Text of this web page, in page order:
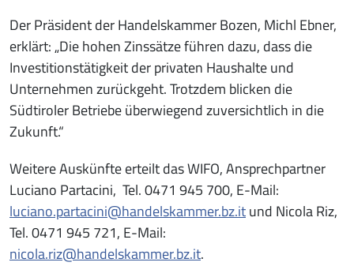
Der Präsident der Handelskammer Bozen, Michl Ebner,
erklärt: „Die hohen Zinssätze führen dazu, dass die
Investitionstätigkeit der privaten Haushalte und
Unternehmen zurückgeht. Trotzdem blicken die
Südtiroler Betriebe überwiegend zuversichtlich in die
Zukunft.“
Weitere Auskünfte erteilt das WIFO, Ansprechpartner
Luciano Partacini, Tel. 0471 945 700, E-Mail:
luciano.partacini@handelskammer.bz.itund Nicola Riz,
Tel. 0471 945 721, E-Mail:
nicola.riz@handelskammer.bz.it.